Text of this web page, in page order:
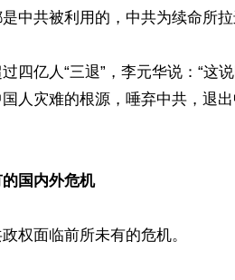
中共被利用的，中共为续命所
四亿人“三退”，李元华说：“这
人灾难的根源，唾弃中共，退
国内外危机
权面临前所未有的危机。